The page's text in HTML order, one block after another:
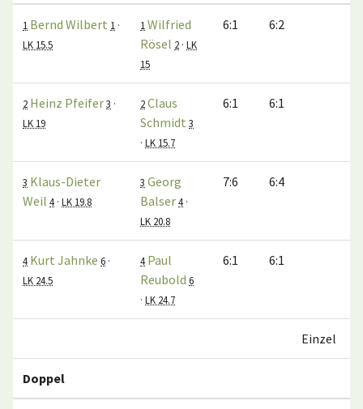
1 Bernd Wilbert 1 ·
LK 15.5
1 Wilfried
Rösel 2 · LK
15
6:1 6:2
2 Heinz Pfeifer3 ·
LK 19
2Claus
Schmidt 3
· LK 15.7
6:1 6:1
3 Klaus-Dieter
Weil 4 · LK 19.8
3 Georg
Balser4 ·
LK 20.8
7:6 6:4
4 Kurt Jahnke 6 ·
LK 24.5
4 Paul
Reubold 6
· LK 24.7
6:1 6:1
Einzel
Doppel